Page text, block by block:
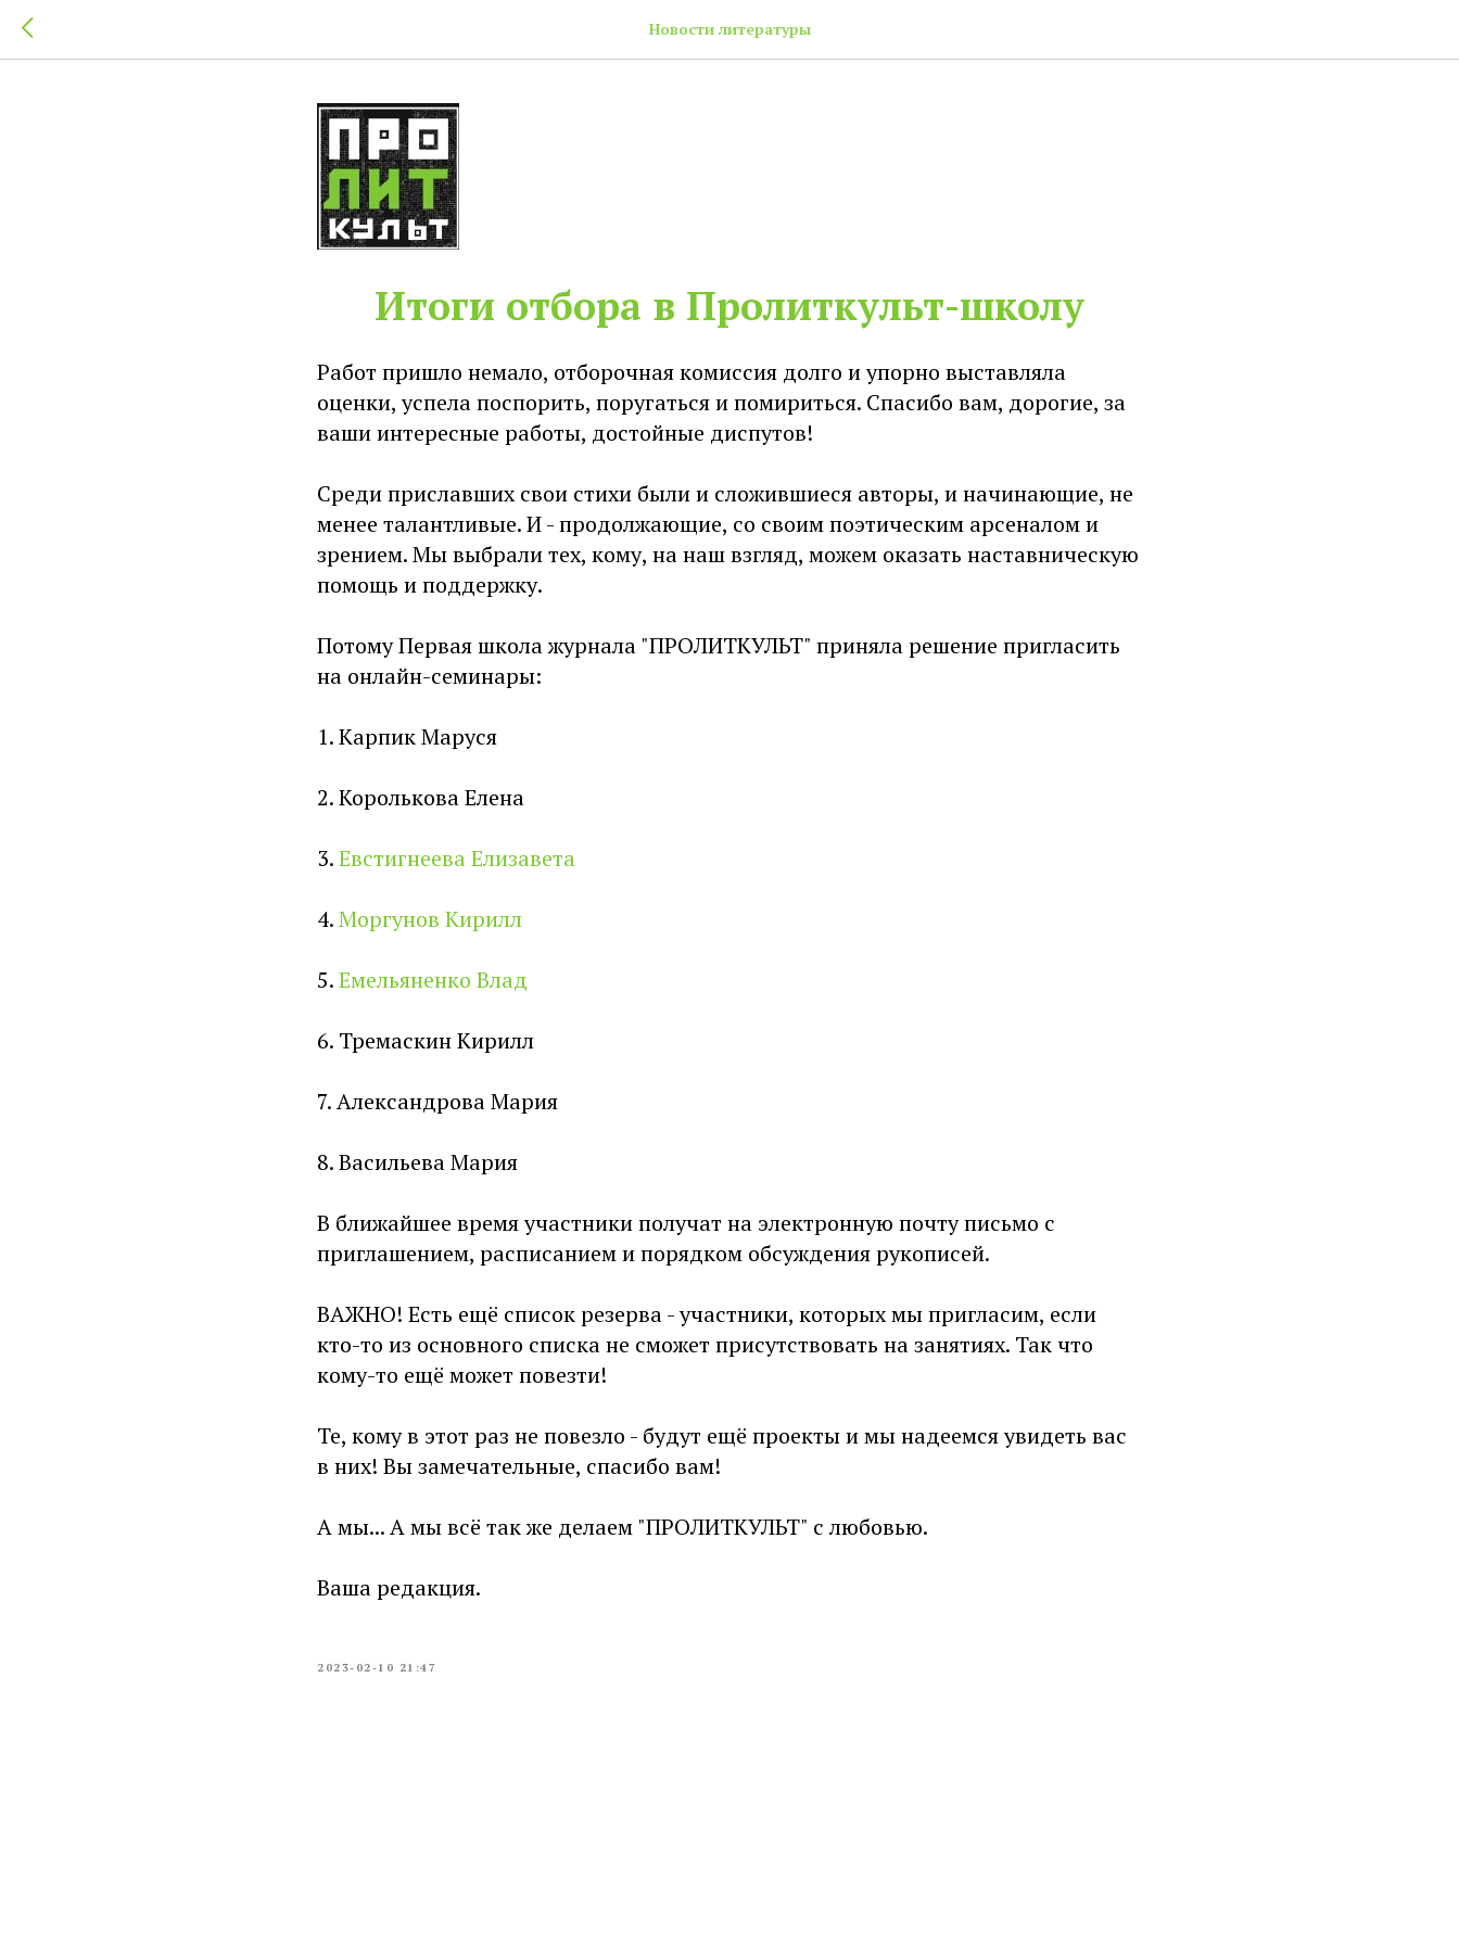
Новости литературы
Итоги отбора в Пролиткульт-школу
Работ пришло немало, отборочная комиссия долго и упорно выставляла
оценки, успела поспорить, поругаться и помириться. Спасибо вам, дорогие, за
ваши интересные работы, достойные диспутов!
Среди приславших свои стихи были и сложившиеся авторы, и начинающие, не
менее талантливые. И - продолжающие, со своим поэтическим арсеналом и
зрением. Мы выбрали тех, кому, на наш взгляд, можем оказать наставническую
помощь и поддержку.
Потому Первая школа журнала "ПРОЛИТКУЛЬТ" приняла решение пригласить
на онлайн-семинары:
1. Карпик Маруся
2. Королькова Елена
3.Евстигнеева Елизавета
4.Моргунов Кирилл
5.Емельяненко Влад
6. Тремаскин Кирилл
7. Александрова Мария
8. Васильева Мария
В ближайшее время участники получат на электронную почту письмо с
приглашением, расписанием и порядком обсуждения рукописей.
ВАЖНО! Есть ещё список резерва - участники, которых мы пригласим, если
кто-то из основного списка не сможет присутствовать на занятиях. Так что
кому-то ещё может повезти!
Те, кому в этот раз не повезло - будут ещё проекты и мы надеемся увидеть вас
в них! Вы замечательные, спасибо вам!
А мы... А мы всё так же делаем "ПРОЛИТКУЛЬТ" с любовью.
Ваша редакция.
2023-02-10 21:47